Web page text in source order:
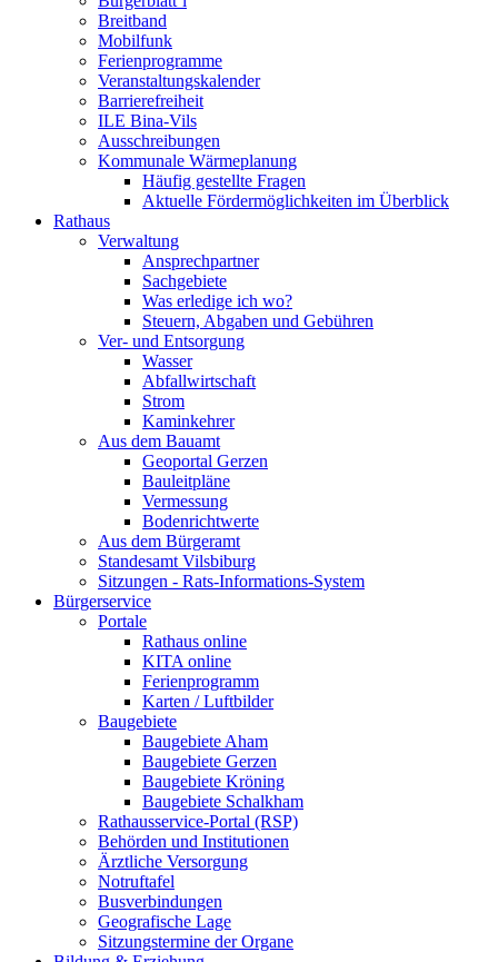
Breitband
Mobilfunk
Ferienprogramme
Veranstaltungskalender
Barrierefreiheit
ILE Bina-Vils
Ausschreibungen
Kommunale Wärmeplanung
Häufig gestellte Fragen
Aktuelle Fördermöglichkeiten im Überblick
Rathaus
Verwaltung
Ansprechpartner
Sachgebiete
Was erledige ich wo?
Steuern, Abgaben und Gebühren
Ver- und Entsorgung
Wasser
Abfallwirtschaft
Strom
Kaminkehrer
Aus dem Bauamt
Geoportal Gerzen
Bauleitpläne
Vermessung
Bodenrichtwerte
Aus dem Bürgeramt
Standesamt Vilsbiburg
Sitzungen - Rats-Informations-System
Bürgerservice
Portale
Rathaus online
KITA online
Ferienprogramm
Karten / Luftbilder
Baugebiete
Baugebiete Aham
Baugebiete Gerzen
Baugebiete Kröning
Baugebiete Schalkham
Rathausservice-Portal (RSP)
Behörden und Institutionen
Ärztliche Versorgung
Notruftafel
Busverbindungen
Geografische Lage
Sitzungstermine der Organe